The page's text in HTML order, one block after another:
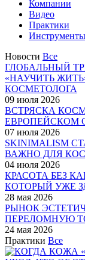
Компании
Видео
Практики
Инструменты
Новости Все
ГЛОБАЛЬНЫЙ
«НАУЧИТЬ
КОСМЕТОЛОГА
09 июля 2026
ВСТРЯСКА
ЕВРОПЕЙСКОМ
07 июля 2026
SKINIMALISM
ВАЖНО ДЛЯ
04 июля 2026
КРАСОТА БЕЗ
КОТОРЫЙ УЖЕ
28 мая 2026
РЫНОК
ПЕРЕЛОМНУЮ
24 мая 2026
Практики Все